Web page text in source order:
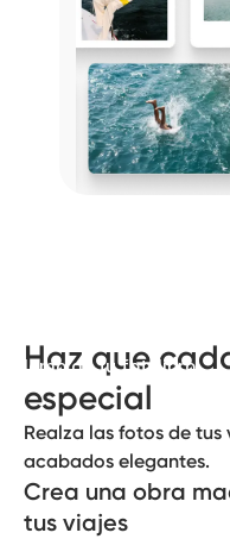
Haz que
especial
Realza las fotos de
acabados elegantes.
lomo de tu fotolibro.
Crea una obra
tus viajes